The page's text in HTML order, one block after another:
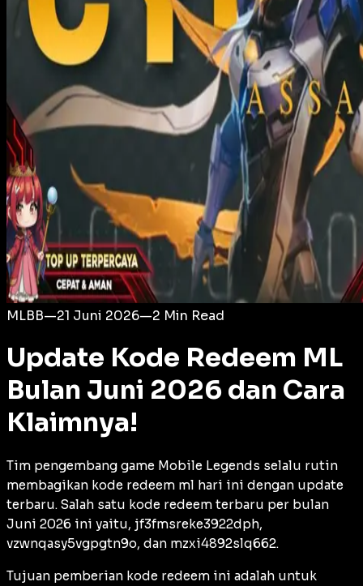
Login
MLBB—21 Juni 2026—2 Min Read
Update Kode Redeem ML
Bulan Juni 2026 dan Cara
Klaimnya!
Tim pengembang game Mobile Legends selalu rutin
membagikan kode redeem ml hari ini dengan update
terbaru. Salah satu kode redeem terbaru per bulan
Juni 2026 ini yaitu, jf3fmsreke3922dph,
vzwnqasy5vgpgtn9o, dan mzxi4892slq662.
Tujuan pemberian kode redeem ini adalah untuk